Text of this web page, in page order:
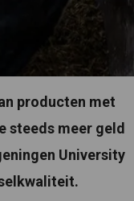
producten met
steeds meer geld
University